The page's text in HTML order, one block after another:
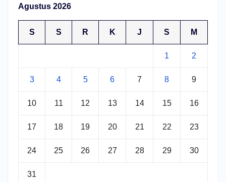
Agustus 2026
S S R K J S M
1 2
3 4 5 6 7 8 9
10 11 12 13 14 15 16
17 18 19 20 21 22 23
24 25 26 27 28 29 30
31